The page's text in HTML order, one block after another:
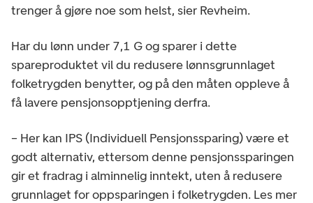
trenger å gjøre noe som helst, sier Revheim.
Har du lønn under 7,1 G og sparer i dette
spareproduktet vil du redusere lønnsgrunnlaget
folketrygden benytter, og på den måten oppleve å
få lavere pensjonsopptjening derfra.
– Her kan IPS (Individuell Pensjonssparing) være et
godt alternativ, ettersom denne pensjonssparingen
gir et fradrag i alminnelig inntekt, uten å redusere
grunnlaget for oppsparingen i folketrygden. Les mer